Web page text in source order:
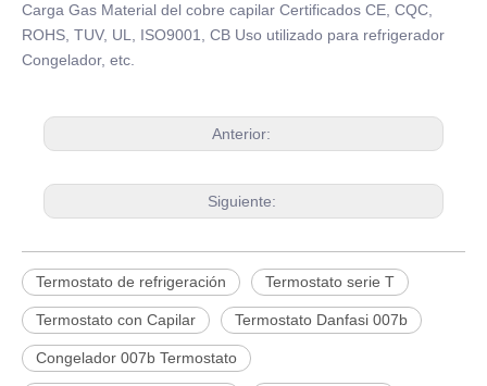
Carga Gas Material del cobre capilar Certificados CE, CQC,
ROHS, TUV, UL, ISO9001, CB Uso utilizado para refrigerador
Congelador, etc.
Anterior:
Siguiente:
Termostato de refrigeración Termostato serie T
Termostato con Capilar Termostato Danfasi 007b
Congelador 007b Termostato